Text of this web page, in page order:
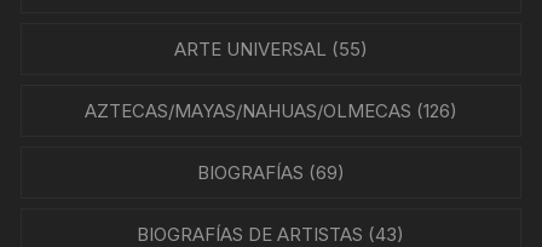
ARTE UNIVERSAL (55)
AZTECAS/MAYAS/NAHUAS/OLMECAS (126)
BIOGRAFÍAS (69)
BIOGRAFÍAS DE ARTISTAS (43)